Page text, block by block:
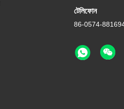
টেলিফোন
86-0574-